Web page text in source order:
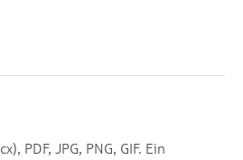
PDF, JPG, PNG, GIF. Ein